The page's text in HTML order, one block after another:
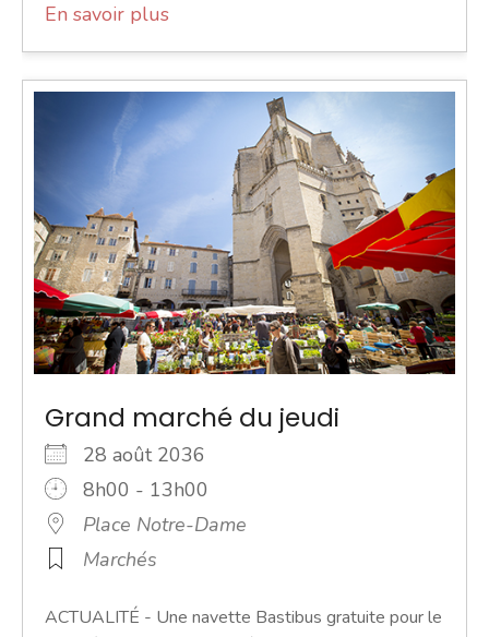
En savoir plus
Grand marché du jeudi
28 août 2036
8h00 - 13h00
Place Notre-Dame
Marchés
ACTUALITÉ - Une navette Bastibus gratuite pour le